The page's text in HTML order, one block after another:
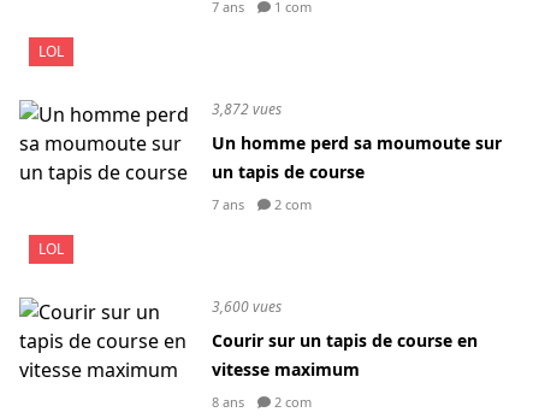
LOL
7 ans 1 com
LOL
3,872 vues
Un homme perd sa moumoute sur
un tapis de course
7 ans 2 com
3,600 vues
Courir sur un tapis de course en
vitesse maximum
8 ans 2 com